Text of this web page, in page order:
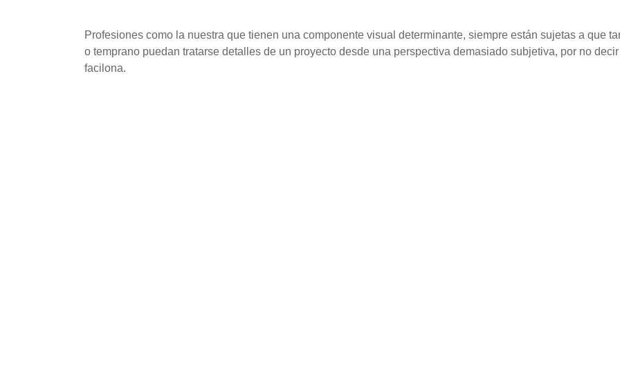
Profesiones como la nuestra que tienen una componente visual determinante, siempre están sujetas a que
o temprano puedan tratarse detalles de un proyecto desde una perspectiva demasiado subjetiva, por no decir
facilona.